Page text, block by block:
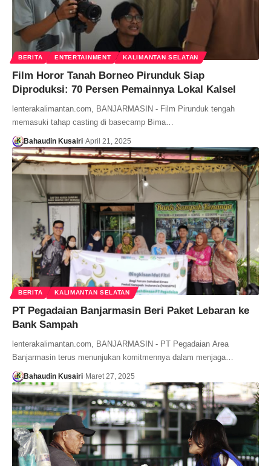
BERITA ENTERTAINMENT KALIMANTAN SELATAN
Film Horor Tanah Borneo Pirunduk Siap
Diproduksi: 70 Persen Pemainnya Lokal Kalsel
lenterakalimantan.com, BANJARMASIN - Film Pirunduk tengah
memasuki tahap casting di basecamp Bima…
Bahaudin Kusairi April 21, 2025
BERITA KALIMANTAN SELATAN
PT Pegadaian Banjarmasin Beri Paket Lebaran ke
Bank Sampah
lenterakalimantan.com, BANJARMASIN - PT Pegadaian Area
Banjarmasin terus menunjukan komitmennya dalam menjaga…
Bahaudin Kusairi Maret 27, 2025